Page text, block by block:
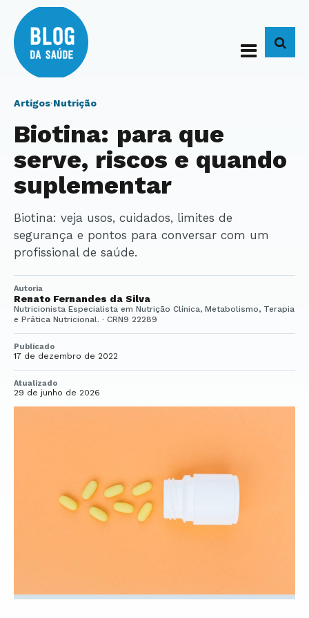
Artigos·Nutrição
Biotina: para que
serve, riscos e quando
suplementar
Biotina: veja usos, cuidados, limites de
segurança e pontos para conversar com um
profissional de saúde.
Autoria
Renato Fernandes da Silva
Nutricionista Especialista em Nutrição Clínica, Metabolismo, Terapia
e Prática Nutricional. · CRN9 22289
Publicado
17 de dezembro de 2022
Atualizado
29 de junho de 2026